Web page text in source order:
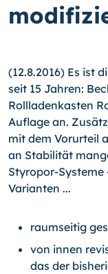
(12.8.2016) Es ist
seit 15 Jahren:
Rollladenkasten
Auflage an.
mit dem Vorurteil
an Stabilität
Styropor-Systeme
Varianten ...
raumseitig
von innen
das der